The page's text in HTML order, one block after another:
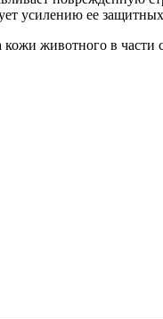
усилению ее
животного в